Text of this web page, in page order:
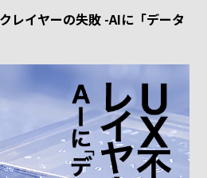
レイヤーの失敗 -AIに「データ